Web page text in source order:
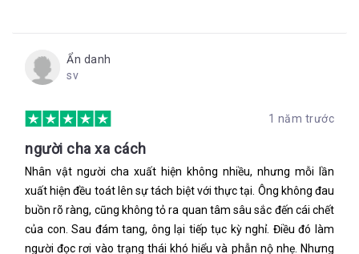
Ẩn danh
sv
1 năm trước
người cha xa cách
Nhân vật người cha xuất hiện không nhiều, nhưng mỗi lần
xuất hiện đều toát lên sự tách biệt với thực tại. Ông không đau
buồn rõ ràng, cũng không tỏ ra quan tâm sâu sắc đến cái chết
của con. Sau đám tang, ông lại tiếp tục kỳ nghỉ. Điều đó làm
người đọc rơi vào trạng thái khó hiểu và phẫn nộ nhẹ. Nhưng